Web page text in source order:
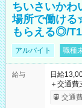
ちいさいかわ
場所で働け
もらえる◎/T1
アルバイト 職種
給与
日給
＋交通費支給 ★交通費全額支給！ ┗案件に
いOK！
ンビニ
交通